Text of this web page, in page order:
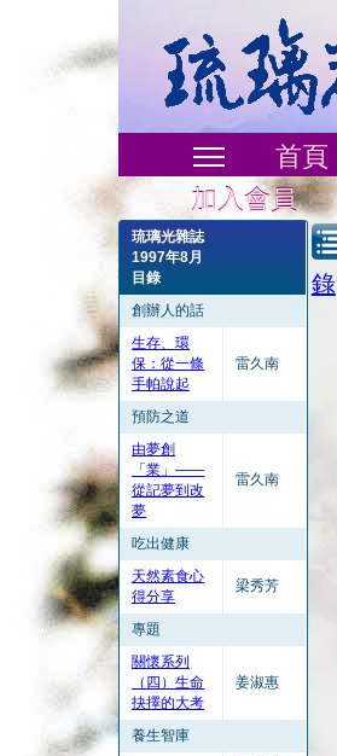
首頁
加入會員
琉璃光雜誌
1997年8月
目錄
創辦人的話
生存、環
保：從一條
手帕說起
雷久南
預防之道
由夢創
「業」——
從記夢到改
夢
雷久南
吃出健康
天然素食心
得分享
梁秀芳
專題
關懷系列
（四）生命
抉擇的大考
姜淑惠
養生智庫
錄